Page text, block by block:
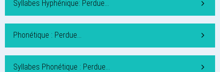
Syllabes Hyphénique: Perdue…
Phonétique : Perdue…
Syllabes Phonétique : Perdue…